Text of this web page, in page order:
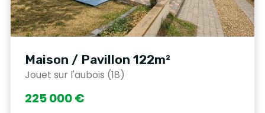
Maison / Pavillon 122m²
Jouet sur l'aubois (18)
225 000 €